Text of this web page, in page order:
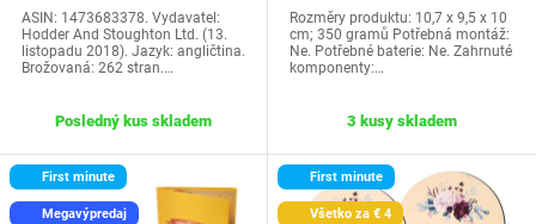
ASIN: 1473683378. Vydavatel:
Hodder And Stoughton Ltd. (13.
listopadu 2018). Jazyk: angličtina.
Brožovaná: 262 stran.…
Posledný kus skladem
Rozměry produktu: 10,7 x 9,5 x 10
cm; 350 gramů Potřebná montáž:
Ne. Potřebné baterie: Ne. Zahrnuté
komponenty:…
3 kusy skladem
First minute
Megavýpredaj
First minute
Všetko za € 4